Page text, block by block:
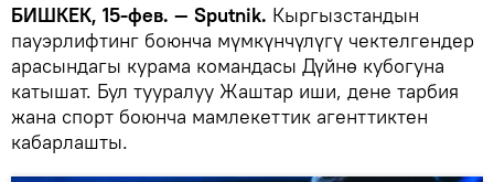
БИШКЕК, 15-фев. — Sputnik. Кыргызстандын
пауэрлифтинг боюнча мүмкүнчүлүгү чектелгендер
арасындагы курама командасы Дүйнө кубогуна
катышат. Бул тууралуу Жаштар иши, дене тарбия
жана спорт боюнча мамлекеттик агенттиктен
кабарлашты.